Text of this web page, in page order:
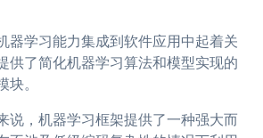
器学习能力集成到软件应用中起着关
供了简化机器学习算法和模型实现的
。
说，机器学习框架提供了一种强大而